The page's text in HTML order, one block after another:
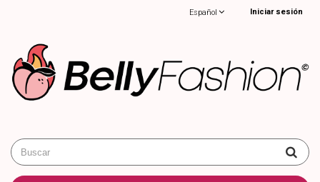
Iniciar sesión
Español